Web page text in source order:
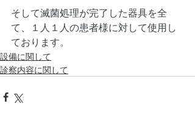
そして滅菌処理が完了した器具を全
て、１人１人の患者様に対して使用し
ております。
設備に関して
診察内容に関して